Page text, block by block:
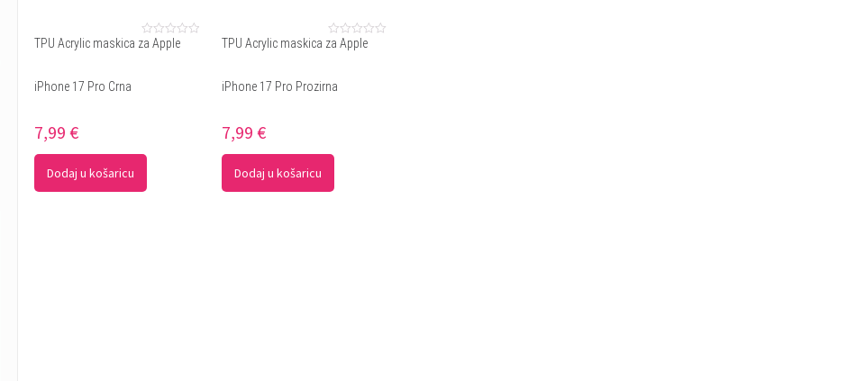
TPU Acrylic maskica za Apple
iPhone 17 Pro Crna
Ocjenjeno
7,99€
Dodaj u košaricu
TPU Acrylic maskica za Apple
iPhone 17 Pro Prozirna
Ocjenjeno
7,99€
Dodaj u košaricu